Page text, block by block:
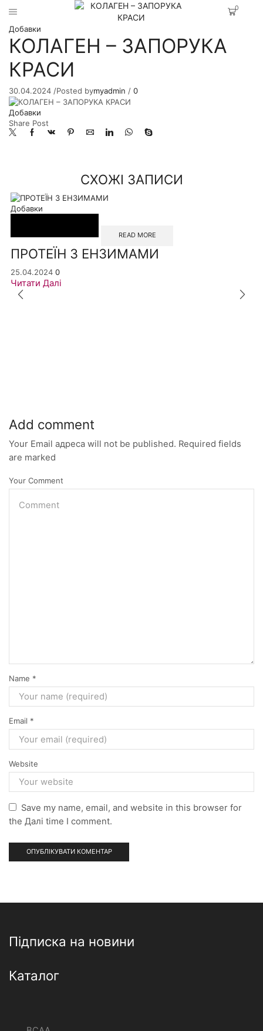
0
Добавки
КОЛАГЕН – ЗАПОРУКА
КРАСИ
30.04.2024 /Posted bymyadmin / 0
Добавки
Share Post
СХОЖІ ЗАПИСИ
Добавки
READ MORE
ПРОТЕЇН З ЕНЗИМАМИ
25.04.2024 0
Читати Далі
Add comment
Your Email адреса will not be published. Required fields
are marked
Your Comment
Name *
Email *
Website
Save my name, email, and website in this browser for
the Далі time I comment.
Підписка на новини
Каталог